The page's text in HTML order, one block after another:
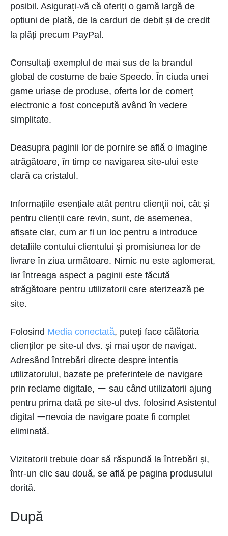
posibil. Asigurați-vă că oferiți o gamă largă de
opțiuni de plată, de la carduri de debit și de credit
la plăți precum PayPal.
Consultați exemplul de mai sus de la brandul
global de costume de baie Speedo. În ciuda unei
game uriașe de produse, oferta lor de comerț
electronic a fost concepută având în vedere
simplitate.
Deasupra paginii lor de pornire se află o imagine
atrăgătoare, în timp ce navigarea site-ului este
clară ca cristalul.
Informațiile esențiale atât pentru clienții noi, cât și
pentru clienții care revin, sunt, de asemenea,
afișate clar, cum ar fi un loc pentru a introduce
detaliile contului clientului și promisiunea lor de
livrare în ziua următoare. Nimic nu este aglomerat,
iar întreaga aspect a paginii este făcută
atrăgătoare pentru utilizatorii care aterizează pe
site.
Folosind Media conectată, puteți face călătoria
clienților pe site-ul dvs. și mai ușor de navigat.
Adresând întrebări directe despre intenția
utilizatorului, bazate pe preferințele de navigare
prin reclame digitale, ー sau când utilizatorii ajung
pentru prima dată pe site-ul dvs. folosind Asistentul
digital ーnevoia de navigare poate fi complet
eliminată.
Vizitatorii trebuie doar să răspundă la întrebări și,
într-un clic sau două, se află pe pagina produsului
dorită.
După